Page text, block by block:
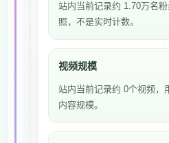
站内当前记录约 1.70万名
照，不是实时计数。
视频规模
站内当前记录约 0个视频，
内容规模。